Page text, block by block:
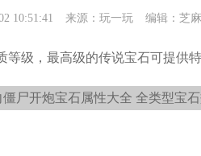
10:51:41 来源：玩一玩 编辑：芝
级，最高级的传说宝石可提供